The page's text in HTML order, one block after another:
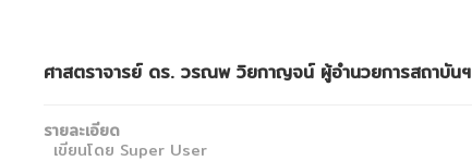
ศาสตราจารย์ ดร. วรณพ วิยกาญจน์ ผู้อำนวยการสถาบั
รายละเอียด
เขียนโดย Super User